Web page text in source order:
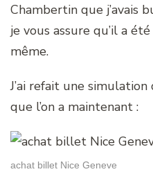
Chambertin que j’avais
je vous assure qu’il a
même.
J’ai refait une
que l’on a maintenant :
achat billet Nice Geneve